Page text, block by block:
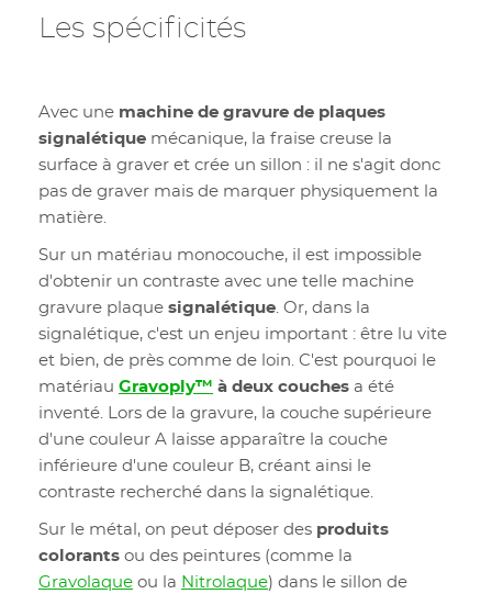
Les spécificités
Avec une machine de gravure de plaques
signalétique mécanique, la fraise creuse la
surface à graver et crée un sillon : il ne s'agit donc
pas de graver mais de marquer physiquement la
matière.
Sur un matériau monocouche, il est impossible
d'obtenir un contraste avec une telle machine
gravure plaque signalétique. Or, dans la
signalétique, c'est un enjeu important : être lu vite
et bien, de près comme de loin. C'est pourquoi le
matériau Gravoply™ à deux couches a été
inventé. Lors de la gravure, la couche supérieure
d'une couleur A laisse apparaître la couche
inférieure d'une couleur B, créant ainsi le
contraste recherché dans la signalétique.
Sur le métal, on peut déposer des produits
colorants ou des peintures (comme la
Gravolaque ou la Nitrolaque) dans le sillon de